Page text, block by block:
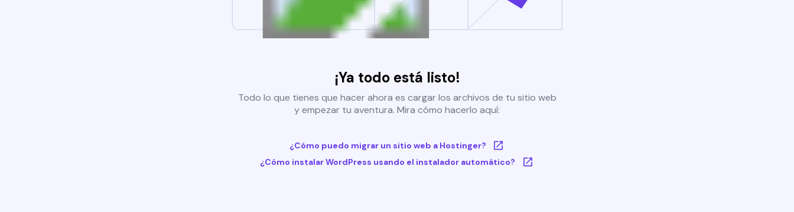
¡Ya todo está listo!
Todo lo que tienes que hacer ahora es cargar los archivos de tu sitio web
y empezar tu aventura. Mira cómo hacerlo aquí:
¿Cómo puedo migrar un sitio web a Hostinger?
¿Cómo instalar WordPress usando el instalador automático?